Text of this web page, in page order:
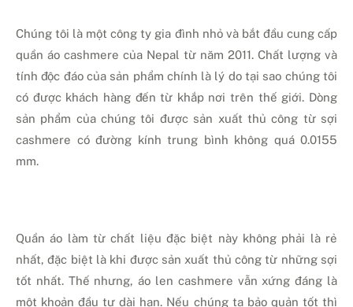
Chúng tôi là một công ty gia đình nhỏ và bắt đầu cung cấp
quần áo cashmere của Nepal từ năm 2011. Chất lượng và
tính độc đáo của sản phẩm chính là lý do tại sao chúng tôi
có được khách hàng đến từ khắp nơi trên thế giới. Dòng
sản phẩm của chúng tôi được sản xuất thủ công từ sợi
cashmere có đường kính trung bình không quá 0.0155
mm.
Quần áo làm từ chất liệu đặc biệt này không phải là rẻ
nhất, đặc biệt là khi được sản xuất thủ công từ những sợi
tốt nhất. Thế nhưng, áo len cashmere vẫn xứng đáng là
một khoản đầu tư dài hạn. Nếu chúng ta bảo quản tốt thì